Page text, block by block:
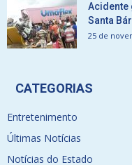
Acidente
Santa
25 de
CATEGORIAS
Entretenimento
Últimas Notícias
Notícias do Estado